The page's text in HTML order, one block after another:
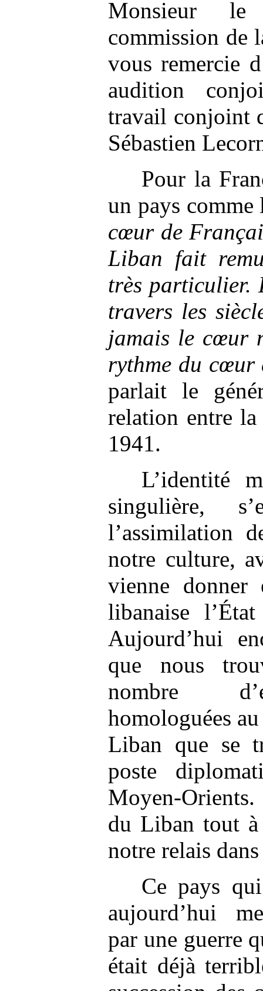
Monsieur
commission de
vous remercie
audition
travail conjoint
Sébastien
Pour la
un pays
cœur de
Liban fait
très particulier.
travers les
jamais le cœur
rythme du cœur
parlait le
relation entre
1941.
L’identité
singulière,
l’assimilation
notre culture,
vienne
libanaise
Aujourd’hui
que nous
nombre
homologuées
Liban que se
poste
Moyen-
du Liban tout
notre relais
Ce pays
aujourd’hui
par une guerre
était déjà